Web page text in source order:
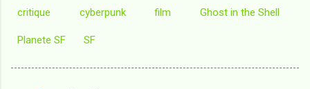
critique cyberpunk film Ghost in the Shell
Planete SF SF